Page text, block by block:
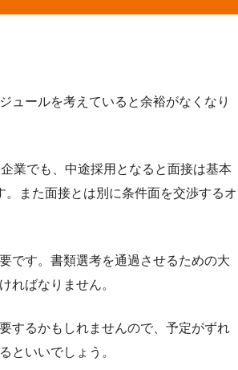
ュールを考えていると余裕がなくなり
業でも、中途採用となると面接は基本
また面接とは別に条件面を交渉するオ
です。書類選考を通過させるための大
ればなりません。
するかもしれませんので、予定がずれ
といいでしょう。